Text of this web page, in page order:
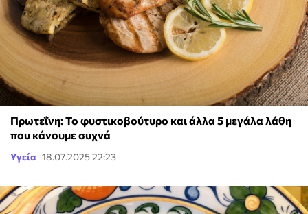
Πρωτεΐνη: Το φυστικοβούτυρο και άλλα 5 μεγάλα λάθη
που κάνουμε συχνά
Υγεία 18.07.2025 22:23